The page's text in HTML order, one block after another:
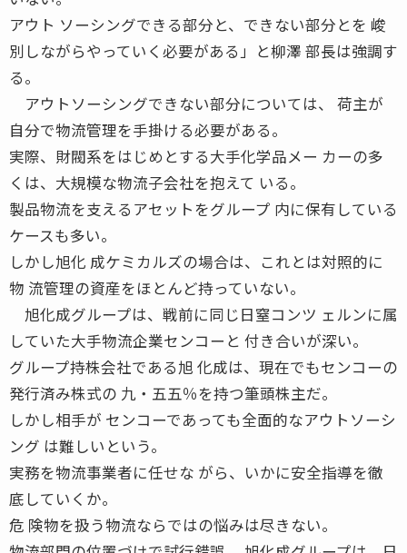
アウト ソーシングできる部分と、できない部分とを 峻
別しながらやっていく必要がある」と柳澤 部長は強調す
る。
アウトソーシングできない部分については、 荷主が
自分で物流管理を手掛ける必要がある。
実際、財閥系をはじめとする大手化学品メー カーの多
くは、大規模な物流子会社を抱えて いる。
製品物流を支えるアセットをグループ 内に保有している
ケースも多い。
しかし旭化 成ケミカルズの場合は、これとは対照的に
物 流管理の資産をほとんど持っていない。
旭化成グループは、戦前に同じ日窒コンツ ェルンに属
していた大手物流企業センコーと 付き合いが深い。
グループ持株会社である旭 化成は、現在でもセンコーの
発行済み株式の 九・五五％を持つ筆頭株主だ。
しかし相手が センコーであっても全面的なアウトソーシ
ング は難しいという。
実務を物流事業者に任せな がら、いかに安全指導を徹
底していくか。
危 険物を扱う物流ならではの悩みは尽きない。